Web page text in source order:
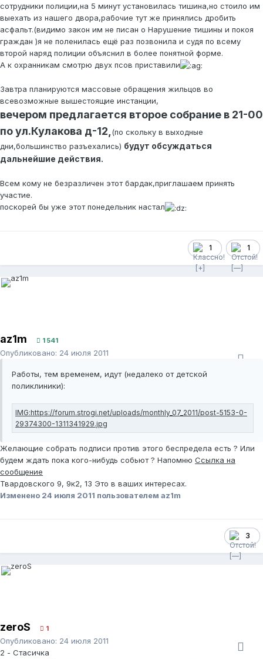
сотрудники полиции,на 5 минут установилась тишина,но стоило им
выехать из нашего двора,рабочие тут же принялись дробить
асфальт.(видимо закон им не писан о Нарушение тишины и покоя
граждан )я не поленилась ещё раз позвонила и судя по всему
второй наряд полиции объяснил в более понятной форме.
А к охранникам смотрю двух псов приставили
Завтра планируются массовые обращения жильцов во
всевозможные вышестоящие инстанции,
вечером предлагается второе собрание в 21-00
по ул.Кулакова д-12, (по скольку в выходные
дни,большинство разъехались) будут обсуждаться
дальнейшие действия.
Всем кому не безразличен этот бардак,приглашаем принять
участие.
поскорей бы уже этот понедельник настал
1 1
az1m 1 541
Опубликовано: 24 июля 2011
Работы, тем временем, идут (недалеко от детской
поликлиники):
Желающие собрать подписи против этого беспредела есть ? Или
будем ждать пока кого-нибудь собьют ? Напомню Ссылка на
сообщение
Твардовского 9, 9к2, 13 Это в ваших интересах.
Изменено 24 июля 2011 пользователем az1m
3
zeroS 1
Опубликовано: 24 июля 2011
2 - Стасичка